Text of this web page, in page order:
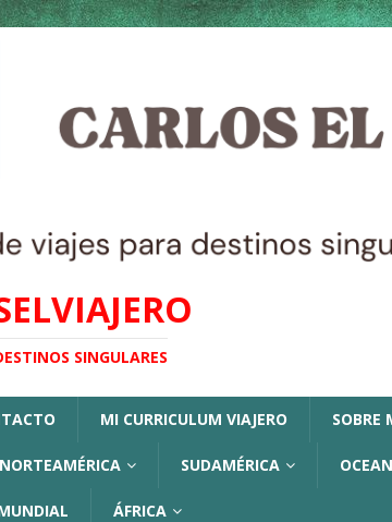
SINGULARES
MI CURRICULUM VIAJERO SOBRE
NORTEAMÉRICA SUDAMÉRICA
ÁFRICA